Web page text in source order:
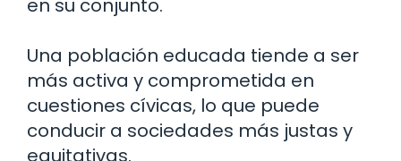
en su conjunto.
Una población educada tiende a ser
más activa y comprometida en
cuestiones cívicas, lo que puede
conducir a sociedades más justas y
equitativas.